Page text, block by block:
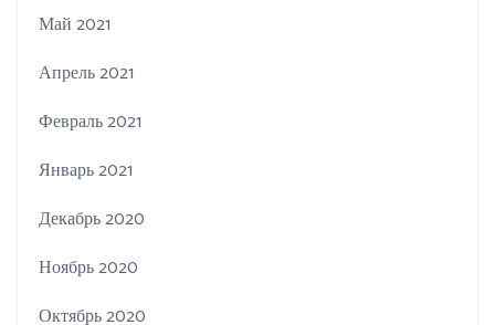
Май 2021
Апрель 2021
Февраль 2021
Январь 2021
Декабрь 2020
Ноябрь 2020
Октябрь 2020